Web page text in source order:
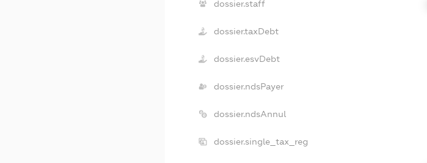
dossier.staff
dossier.taxDebt
dossier.esvDebt
dossier.ndsPayer
dossier.ndsAnnul
dossier.single_tax_reg